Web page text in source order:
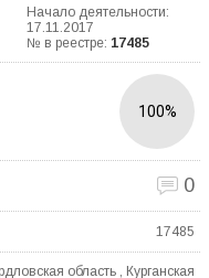
Начало деятельности:
17.11.2017
№ в реестре: 17485
100%
0
17485
область , Курганская